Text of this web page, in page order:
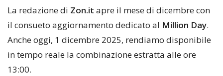
La redazione di Zon.it apre il mese di dicembre con
il consueto aggiornamento dedicato al Million Day.
Anche oggi, 1 dicembre 2025, rendiamo disponibile
in tempo reale la combinazione estratta alle ore
13:00.